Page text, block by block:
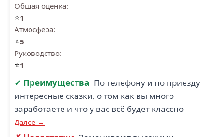
Общая оценка:
⭐1
Атмосфера:
⭐5
Руководство:
⭐1
✓ Преимущества По телефону и по приезду
интересные сказки, о том как вы много
заработаете и что у вас всё будет классно
Далее →